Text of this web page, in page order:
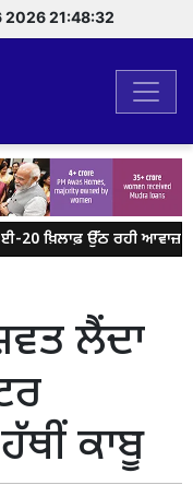
2026 21:48:32
ਖ਼ਿਲਾਫ਼ ਉੱਠ ਰਹੀ ਆਵਾਜ਼ ਨੂੰ
ਲੈਂਦਾ
ਕਾਬੂ